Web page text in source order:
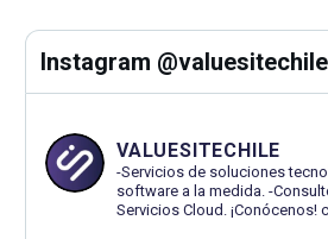
Instagram @valuesitechile
VALUESITECHILE
-Servicios de soluciones
software a la medida. -
Servicios Cloud. ¡Conócenos!